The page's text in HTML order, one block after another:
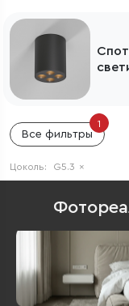
Все фильтры
1
Цоколь: G5.3 ×